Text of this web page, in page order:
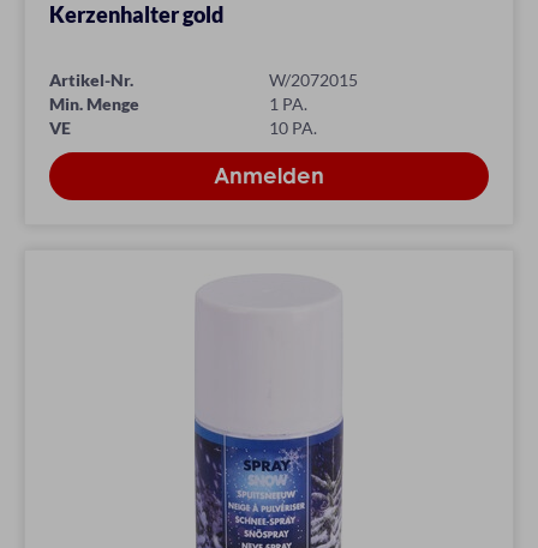
Kerzenhalter gold
Artikel-Nr.
W/2072015
Min. Menge
1 PA.
VE
10 PA.